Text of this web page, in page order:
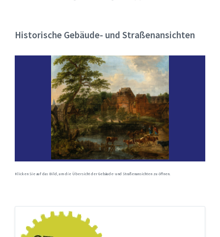
Historische Gebäude- und Straßenansichten
Klicken Sie auf das Bild, um die Übersicht der Gebäude- und Straßenansichten zu öffnen.